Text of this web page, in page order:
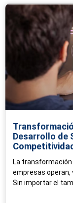
Desarrollo de
La
empresas operan,
Sin importar el